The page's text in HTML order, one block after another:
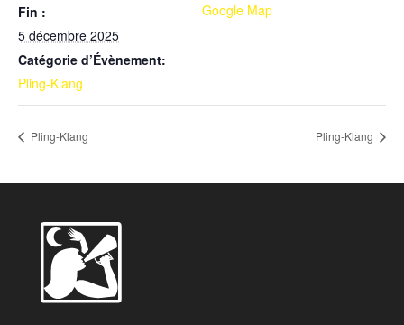
Fin :
5 décembre 2025
Catégorie d’Évènement:
Pling-Klang
Google Map
Pling-Klang Pling-Klang